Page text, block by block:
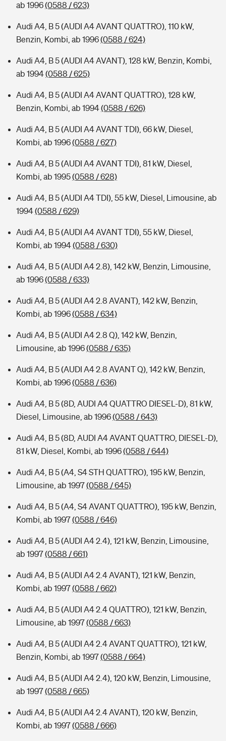
ab 1996(0588 / 623)
Audi A4, B 5 (AUDI A4 AVANT QUATTRO), 110 kW,
Benzin, Kombi, ab 1996(0588 / 624)
Audi A4, B 5 (AUDI A4 AVANT), 128 kW, Benzin, Kombi,
ab 1994(0588 / 625)
Audi A4, B 5 (AUDI A4 AVANT QUATTRO), 128 kW,
Benzin, Kombi, ab 1994(0588 / 626)
Audi A4, B 5 (AUDI A4 AVANT TDI), 66 kW, Diesel,
Kombi, ab 1996(0588 / 627)
Audi A4, B 5 (AUDI A4 AVANT TDI), 81 kW, Diesel,
Kombi, ab 1995(0588 / 628)
Audi A4, B 5 (AUDI A4 TDI), 55 kW, Diesel, Limousine, ab
1994(0588 / 629)
Audi A4, B 5 (AUDI A4 AVANT TDI), 55 kW, Diesel,
Kombi, ab 1994(0588 / 630)
Audi A4, B 5 (AUDI A4 2.8), 142 kW, Benzin, Limousine,
ab 1996(0588 / 633)
Audi A4, B 5 (AUDI A4 2.8 AVANT), 142 kW, Benzin,
Kombi, ab 1996(0588 / 634)
Audi A4, B 5 (AUDI A4 2.8 Q), 142 kW, Benzin,
Limousine, ab 1996(0588 / 635)
Audi A4, B 5 (AUDI A4 2.8 AVANT Q), 142 kW, Benzin,
Kombi, ab 1996(0588 / 636)
Audi A4, B 5 (8D, AUDI A4 QUATTRO DIESEL-D), 81 kW,
Diesel, Limousine, ab 1996(0588 / 643)
Audi A4, B 5 (8D, AUDI A4 AVANT QUATTRO, DIESEL-D),
81 kW, Diesel, Kombi, ab 1996(0588 / 644)
Audi A4, B 5 (A4, S4 STH QUATTRO), 195 kW, Benzin,
Limousine, ab 1997(0588 / 645)
Audi A4, B 5 (A4, S4 AVANT QUATTRO), 195 kW, Benzin,
Kombi, ab 1997(0588 / 646)
Audi A4, B 5 (AUDI A4 2.4), 121 kW, Benzin, Limousine,
ab 1997(0588 / 661)
Audi A4, B 5 (AUDI A4 2.4 AVANT), 121 kW, Benzin,
Kombi, ab 1997(0588 / 662)
Audi A4, B 5 (AUDI A4 2.4 QUATTRO), 121 kW, Benzin,
Limousine, ab 1997(0588 / 663)
Audi A4, B 5 (AUDI A4 2.4 AVANT QUATTRO), 121 kW,
Benzin, Kombi, ab 1997(0588 / 664)
Audi A4, B 5 (AUDI A4 2.4), 120 kW, Benzin, Limousine,
ab 1997(0588 / 665)
Audi A4, B 5 (AUDI A4 2.4 AVANT), 120 kW, Benzin,
Kombi, ab 1997(0588 / 666)